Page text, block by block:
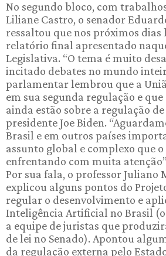
No segundo bloco, com
Liliane Castro, o senador
ressaltou que nos próximos dias
relatório final apresentado
Legislativa. “O tema é muito
incitado debates no mundo
parlamentar lembrou que a
em sua segunda regulação e
ainda estão sobre a regulação
presidente Joe Biden.
Brasil e em outros países
assunto global e complexo que o
enfrentando com muita
Por sua fala, o professor Juliano
explicou alguns pontos do
regular o desenvolvimento e
Inteligência Artificial no Brasil
a equipe de juristas que
de lei no Senado). Apontou
da regulação externa pelo